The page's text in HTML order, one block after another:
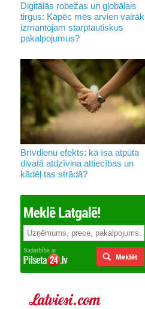
Digitālās robežas un globālais
tirgus: Kāpēc mēs arvien vairāk
izmantojam starptautiskus
pakalpojumus?
Brīvdienu efekts: kā īsa atpūta
divatā atdzīvina attiecības un
kādēļ tas strādā?